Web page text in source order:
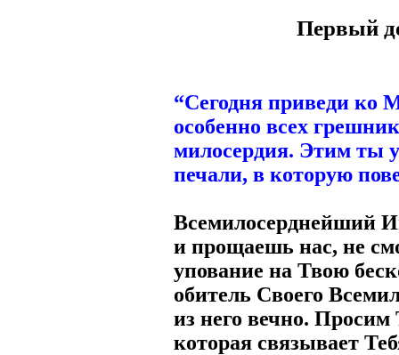
Первый
“Сегодня приведи ко
особенно всех
милосердия. Этим ты
печали, в которую
Всемилосерднейший
и прощаешь нас, не
упование на Твою
обитель Своего
из него вечно.
которая связывает